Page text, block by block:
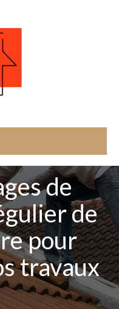
de
de
pour
travaux